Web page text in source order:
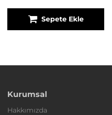
Sepete Ekle
Kurumsal
Hakkımızda